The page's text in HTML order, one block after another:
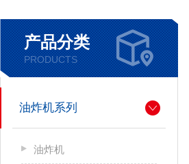
产品分类
PRODUCTS
油炸机系列
油炸机